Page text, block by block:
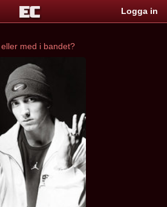
Logga in
med i bandet?